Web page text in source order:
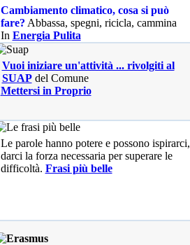
Cambiamento climatico, cosa si può
fare? Abbassa, spegni, ricicla, cammina
In Energia Pulita
Vuoi iniziare un'attività ... rivolgiti al
SUAPdel Comune
Mettersi in Proprio
Le parole hanno potere e possono ispirarci,
darci la forza necessaria per superare le
difficoltà. Frasi più belle